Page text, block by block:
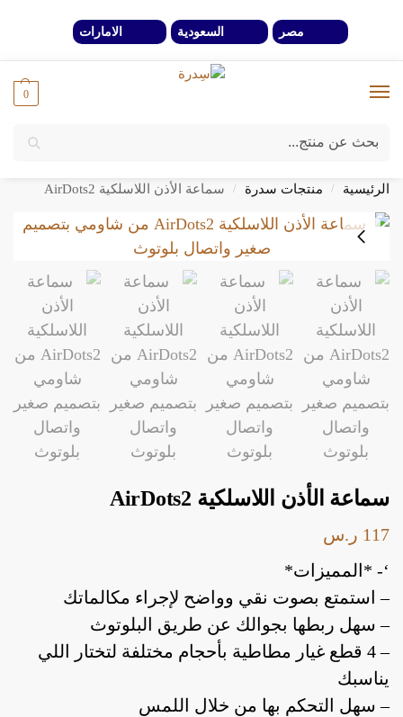
مصر السعودية الامارات
0
أدوات منزلية
أدوات منزلية
أدوات يدوية إصلاحات
خصومات 40% لفترة محدوة وحتي نفاذ الكمية
الرئيسية / منتجات سدرة / سماعة الأذن اللاسلكية AirDots2
سماعة الأذن اللاسلكية AirDots2
117 ر.س
‘- *المميزات*
– استمتع بصوت نقي وواضح لإجراء مكالماتك
– سهل ربطها بجوالك عن طريق البلوتوث
– 4 قطع غيار مطاطية بأحجام مختلفة لتختار اللي
يناسبك
– سهل التحكم بها من خلال اللمس